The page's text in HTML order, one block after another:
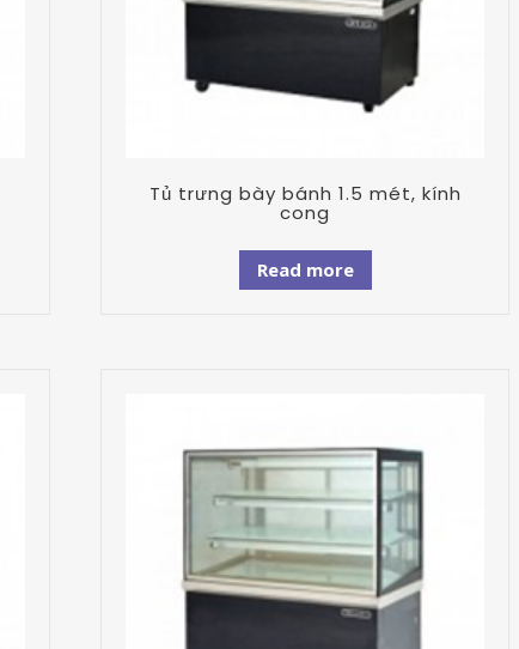
Tủ trưng bày bánh 1.5 mét, kính
cong
Read more